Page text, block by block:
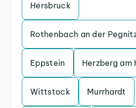
Hersbruck
Rothenbach an der
Eppstein Herzberg am
Wittstock Murrhardt